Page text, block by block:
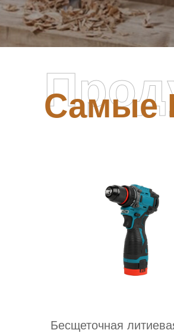
Самые
Бесщеточная